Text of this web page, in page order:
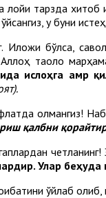
тарзда хитоб
у буни
Иложи бўлса,
таоло
ислоҳга амр
қолмангиз!
қалбни
Улар беҳуда
ўйлаб